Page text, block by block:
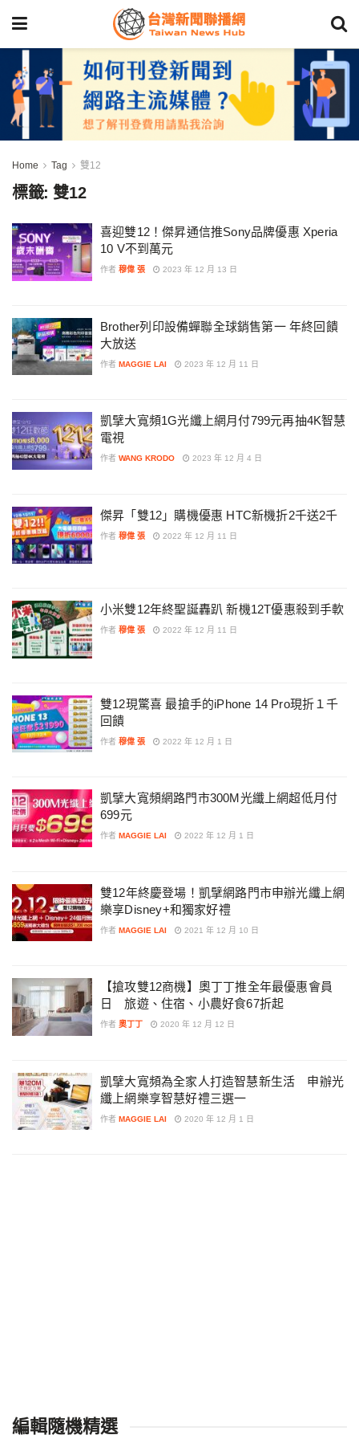
Home Tag 雙12
標籤:雙12
喜迎雙12！傑昇通信推Sony品牌優惠 Xperia
10 V不到萬元
作者 穆偉 張 2023 年 12 月 13 日
Brother列印設備蟬聯全球銷售第一 年終回饋
大放送
作者 MAGGIE LAI 2023 年 12 月 11 日
凱擘大寬頻1G光纖上網月付799元再抽4K智慧
電視
作者 WANG KRODO 2023 年 12 月 4 日
傑昇「雙12」購機優惠 HTC新機折2千送2千
作者 穆偉 張 2022 年 12 月 11 日
小米雙12年終聖誕轟趴 新機12T優惠殺到手軟
作者 穆偉 張 2022 年 12 月 11 日
雙12現驚喜 最搶手的iPhone 14 Pro現折１千
回饋
作者 穆偉 張 2022 年 12 月 1 日
凱擘大寬頻網路門市300M光纖上網超低月付
699元
作者 MAGGIE LAI 2022 年 12 月 1 日
雙12年終慶登場！凱擘網路門市申辦光纖上網
樂享Disney+和獨家好禮
作者 MAGGIE LAI 2021 年 12 月 10 日
【搶攻雙12商機】奧丁丁推全年最優惠會員
日 旅遊、住宿、小農好食67折起
作者 奧丁丁 2020 年 12 月 12 日
凱擘大寬頻為全家人打造智慧新生活 申辦光
纖上網樂享智慧好禮三選一
作者 MAGGIE LAI 2020 年 12 月 1 日
編輯隨機精選